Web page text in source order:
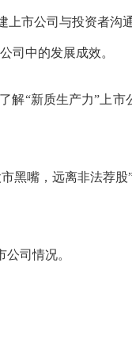
市公司与投资者沟
司中的发展成效。
解“新质生产力”上
黑嘴，远离非法荐
司情况。